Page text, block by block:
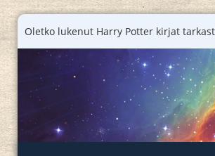
Oletko lukenut Harry Potter kirjat